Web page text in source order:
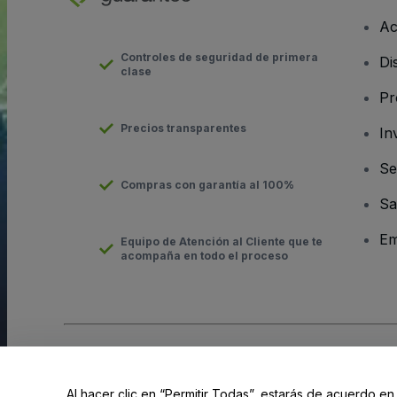
Controles de seguridad de primera
clase
Precios transparentes
Compras con garantía al 100%
Equipo de Atención al Cliente que te
acompaña en todo el proceso
Al hacer clic en “Permitir Todas”, estarás de acuerdo